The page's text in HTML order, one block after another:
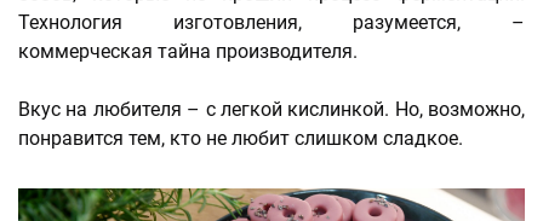
Технология изготовления, разумеется, –
коммерческая тайна производителя.
Вкус на любителя – с легкой кислинкой. Но, возможно,
понравится тем, кто не любит слишком сладкое.